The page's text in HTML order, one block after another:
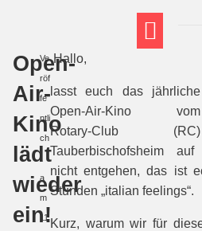
Open-
Air-
Kino
lädt
wieder
ein!
Ve
röf
fe
ntli
ch
t
a
m
11
Hallo,
lasst euch das jährliche
Open-Air-Kino vom
Rotary-Club (RC)
Tauberbischofsheim
nicht entgehen, das ist
Stunden „italian feelings“.
Kurz, warum wir für